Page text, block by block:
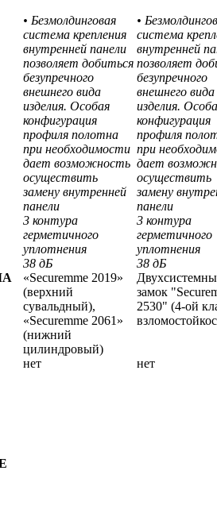
• Безмолдинговая
система крепления
внутренней панели
позволяет добиться
безупречного
внешнего вида
изделия. Особая
конфигурация
профиля полотна
при необходимости
дает возможность
осуществить
замену внутренней
панели
•
система
внутренней
позволяет
безупречного
внешнего вида
изделия.
конфигурация
профиля
при
дает
осуществить
замену
панели
3 контура
герметичного
уплотнения
3 контура
герметичного
уплотнения
38 дБ
38 дБ
«Securemme 2019»
(верхний
сувальдный),
«Securemme 2061»
(нижний
цилиндровый)
замок
2530" (4-ой
нет нет